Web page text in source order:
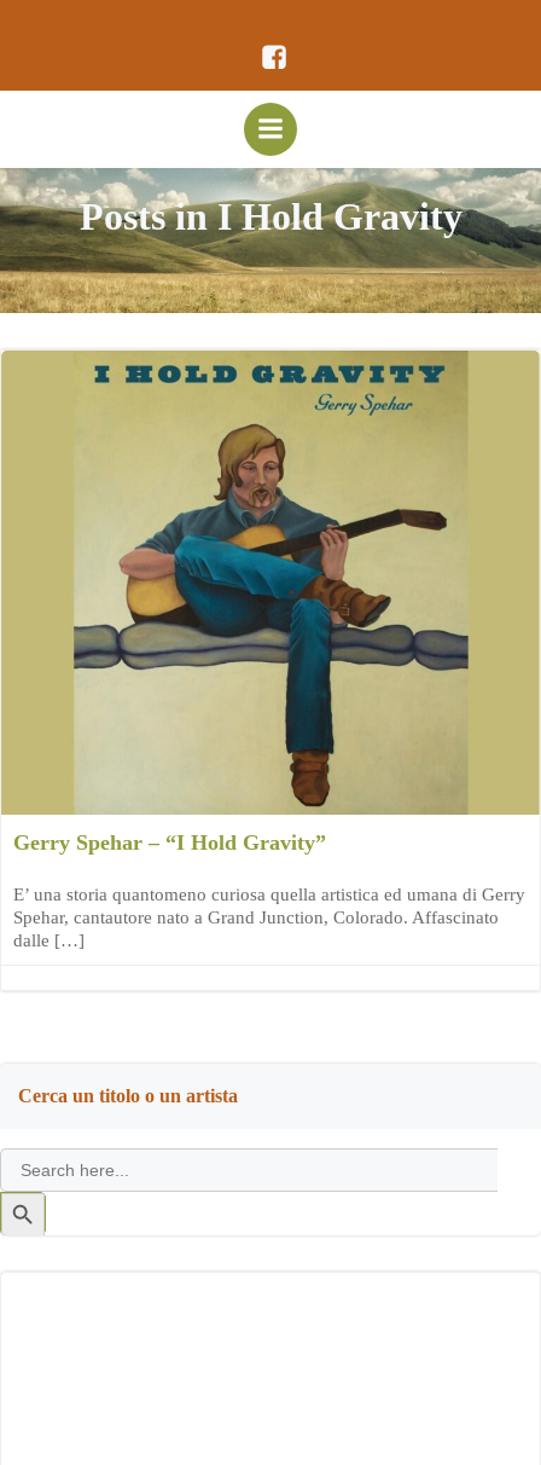
al
contenuto
Posts in I Hold Gravity
Gerry Spehar – “I Hold Gravity”
E’ una storia quantomeno curiosa quella artistica ed umana di Gerry
Spehar, cantautore nato a Grand Junction, Colorado. Affascinato
dalle […]
Cerca un titolo o un artista
Search
for:
Search
Button